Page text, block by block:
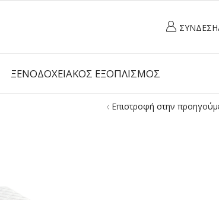
ΞΕΝΟΔΟΧΕΙΑΚΌΣ ΕΞΟΠΛΙΣΜΌΣ
Επιστροφή στην